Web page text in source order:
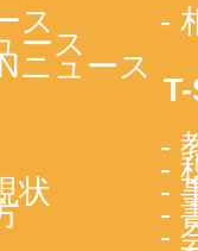
ス
ース
ニュース
状
-
-
-
-
-
-